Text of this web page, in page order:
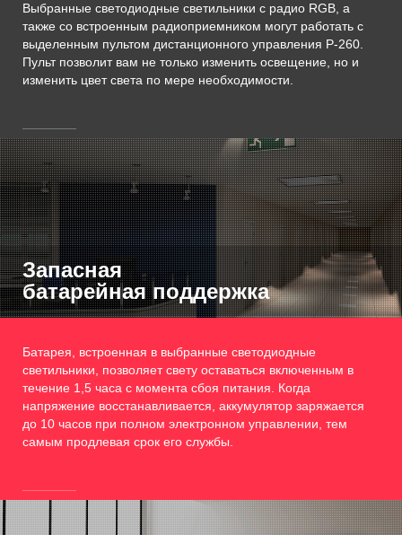
Выбранные светодиодные светильники с радио RGB, а
также со встроенным радиоприемником могут работать с
выделенным пультом дистанционного управления P-260.
Пульт позволит вам не только изменить освещение, но и
изменить цвет света по мере необходимости.
Запасная
батарейная поддержка
Батарея, встроенная в выбранные светодиодные
светильники, позволяет свету оставаться включенным в
течение 1,5 часа с момента сбоя питания. Когда
напряжение восстанавливается, аккумулятор заряжается
до 10 часов при полном электронном управлении, тем
самым продлевая срок его службы.